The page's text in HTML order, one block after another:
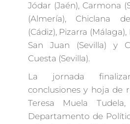
Jódar (Jaén), Carmona
(Almería), Chiclana
(Cádiz), Pizarra
San Juan (Sevilla) y
Cuesta (Sevilla).
La jornada
conclusiones y hoja de
Teresa Muela
Departamento de